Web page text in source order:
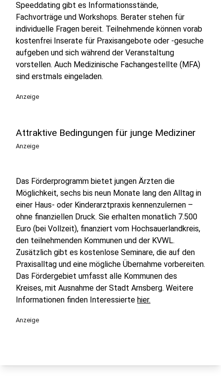
Speeddating gibt es Informationsstände,
Fachvorträge und Workshops. Berater stehen für
individuelle Fragen bereit. Teilnehmende können vorab
kostenfrei Inserate für Praxisangebote oder -gesuche
aufgeben und sich während der Veranstaltung
vorstellen. Auch Medizinische Fachangestellte (MFA)
sind erstmals eingeladen.
Anzeige
Attraktive Bedingungen für junge Mediziner
Anzeige
Das Förderprogramm bietet jungen Ärzten die
Möglichkeit, sechs bis neun Monate lang den Alltag in
einer Haus- oder Kinderarztpraxis kennenzulernen –
ohne finanziellen Druck. Sie erhalten monatlich 7.500
Euro (bei Vollzeit), finanziert vom Hochsauerlandkreis,
den teilnehmenden Kommunen und der KVWL.
Zusätzlich gibt es kostenlose Seminare, die auf den
Praxisalltag und eine mögliche Übernahme vorbereiten.
Das Fördergebiet umfasst alle Kommunen des
Kreises, mit Ausnahme der Stadt Arnsberg. Weitere
Informationen finden Interessierte hier.
Anzeige